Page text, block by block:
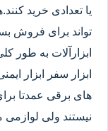
یا تعدادی خرید
تواند برای فروش
ابزارآلات به طور
ابزار سفر ابزار
های برقی عمدتا
نیستند ولی